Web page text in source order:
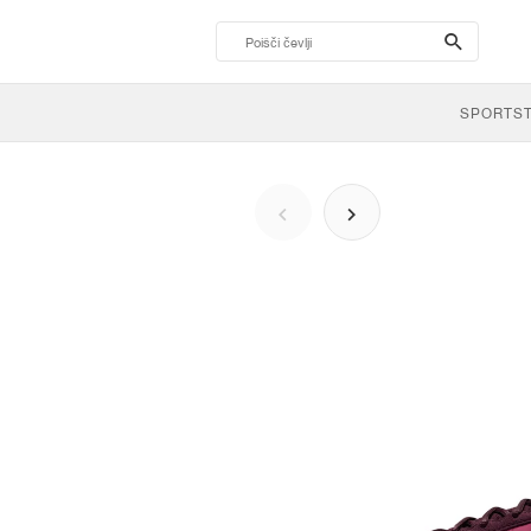
search-
btn